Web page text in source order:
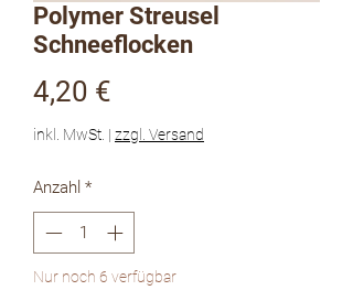
Polymer Streusel
Schneeflocken
4,20 €
inkl. MwSt. | zzgl. Versand
Anzahl *
Nur noch 6 verfügbar